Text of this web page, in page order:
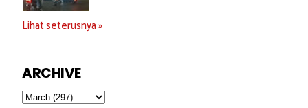
Lihat seterusnya »
ARCHIVE